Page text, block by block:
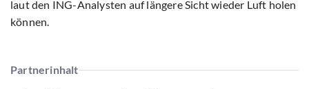
laut den ING-Analysten auf längere Sicht wieder Luft holen
können.
Partnerinhalt